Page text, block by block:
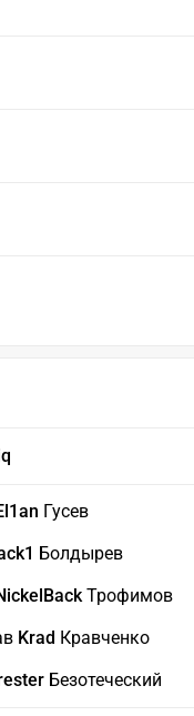
Гусев
Болдырев
Трофимов
Krad Кравченко
Безотеческий